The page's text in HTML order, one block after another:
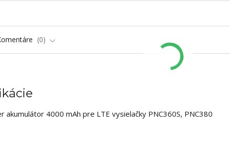
0
akumulátor 4000 mAh pre LTE vysielačky PNC360S, PNC380